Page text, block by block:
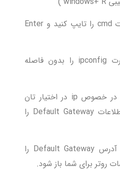
سپس در کادر فوق عبارت cmd را تایپ کنید و Enter
در صفحه باز شده عبارت ipconfig را بدون فاصله
در این مرحله اطلاعاتی در خصوص ip در اختیار تان
قرار داده شده است. اطلاعات Default Gateway را
سپس در مرور گر خود آدرس Default Gateway را
روتر برای شما باز شود.